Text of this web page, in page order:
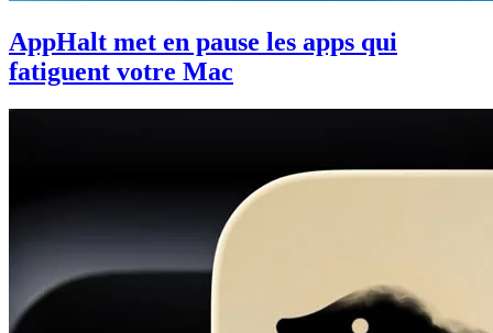
AppHalt met en pause les apps qui
fatiguent votre Mac